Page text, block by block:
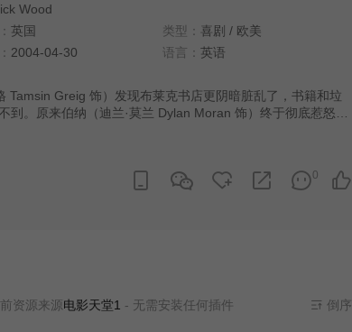
Wood
英国 类型： 喜剧 / 欧美
2004-04-30 语言： 英语
Tamsin Greig 饰）发现布莱克书店更阴暗脏乱了，书籍和垃
到。原来伯纳（迪兰·莫兰 Dylan Moran 饰）终于彻底惹怒了
奈恶劣的伯纳就是不肯先低头，看不下去的弗兰只得出面担任
糕的生活需要理清和重新开始…… 本剧全三季，此为最终
0
来源电影天堂1- 无需安装任何插件 倒序